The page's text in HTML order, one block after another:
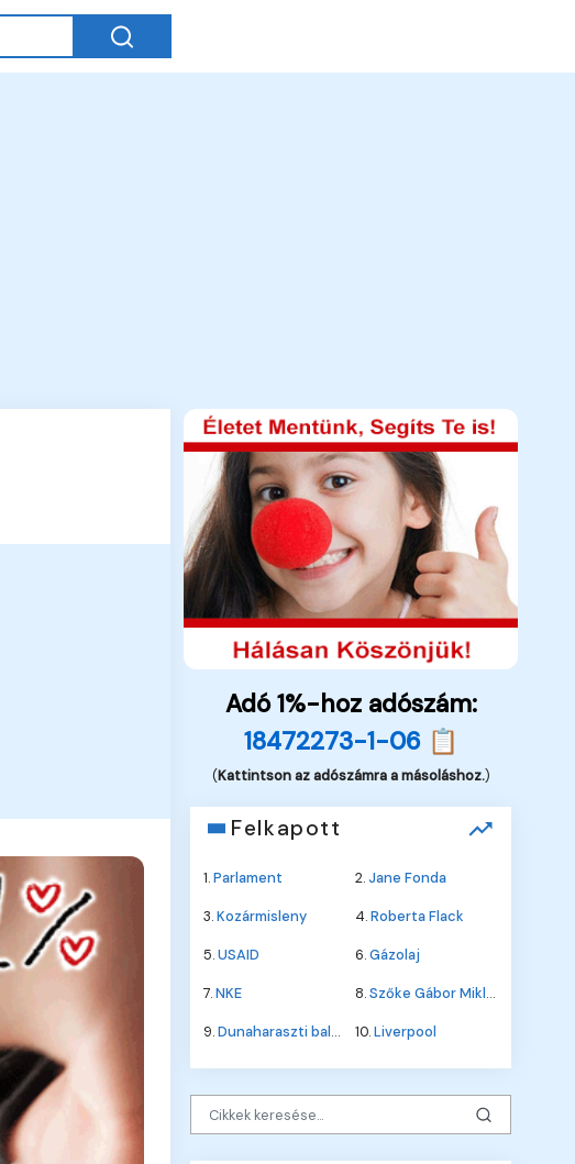
Adó 1%-hoz adószám:
18472273-1-06 📋
(Kattintson az adószámra a másoláshoz.)
Felkapott
1.Parlament 2.Jane Fonda
3.Kozármisleny 4.Roberta Flack
5.USAID 6.Gázolaj
7.NKE 8.Szőke Gábor Miklós
9.Dunaharaszti baleset 10.Liverpool